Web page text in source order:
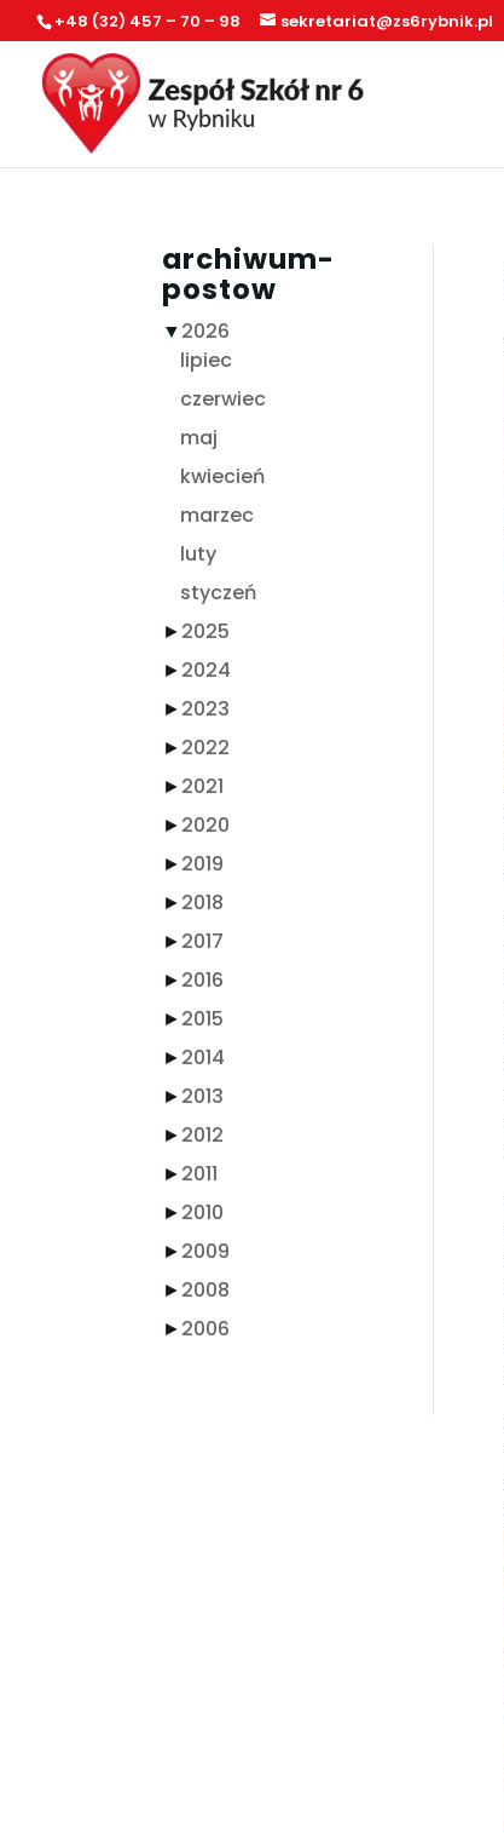
+48 (32) 457 – 70 – 98 sekretariat@zs6rybnik.pl
archiwum-
postow
▼2026
lipiec
czerwiec
maj
kwiecień
marzec
luty
styczeń
►2025
►2024
►2023
►2022
►2021
►2020
►2019
►2018
►2017
►2016
►2015
►2014
►2013
►2012
►2011
►2010
►2009
►2008
►2006